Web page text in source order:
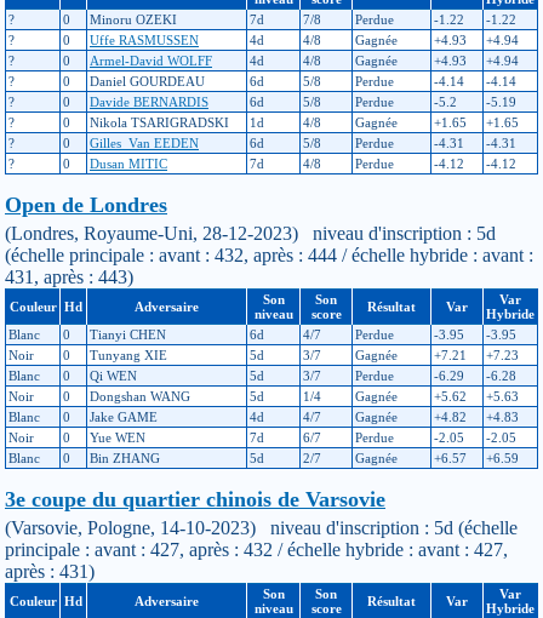
?
0 Minoru OZEKI 7d 7/8 Perdue -1.22
-1.22
?
0 Uffe RASMUSSEN 4d 4/8 Gagnée +4.93
+4.94
?
0 Armel-David WOLFF 4d 4/8 Gagnée +4.93
+4.94
?
0 Daniel GOURDEAU 6d 5/8 Perdue -4.14
-4.14
?
0 Davide BERNARDIS 6d 5/8 Perdue -5.2
-5.19
?
0 Nikola TSARIGRADSKI 1d 4/8 Gagnée +1.65
+1.65
?
0 Gilles_Van EEDEN 6d 5/8 Perdue -4.31
-4.31
?
0 Dusan MITIC 7d 4/8 Perdue -4.12 -4.12
Open de Londres
(Londres, Royaume-Uni, 28-12-2023) niveau d'inscription : 5d
(échelle principale : avant : 432, après : 444 / échelle hybride : avant :
431, après : 443)
Couleur Hd Adversaire
Son
niveau
Son
score
Résultat Var
Var
Hybride
Blanc
0 Tianyi CHEN 6d 4/7 Perdue -3.95
-3.95
Noir
0 Tunyang XIE 5d 3/7 Gagnée +7.21
+7.23
Blanc
0 Qi WEN 5d 3/7 Perdue -6.29
-6.28
Noir
0 Dongshan WANG 5d 1/4 Gagnée +5.62
+5.63
Blanc
0 Jake GAME 4d 4/7 Gagnée +4.82
+4.83
Noir
0 Yue WEN 7d 6/7 Perdue -2.05
-2.05
Blanc
0 Bin ZHANG 5d 2/7 Gagnée +6.57 +6.59
3e coupe du quartier chinois de Varsovie
(Varsovie, Pologne, 14-10-2023) niveau d'inscription : 5d (échelle
principale : avant : 427, après : 432 / échelle hybride : avant : 427,
après : 431)
Couleur Hd Adversaire
Son
niveau
Son
score
Résultat Var
Var
Hybride